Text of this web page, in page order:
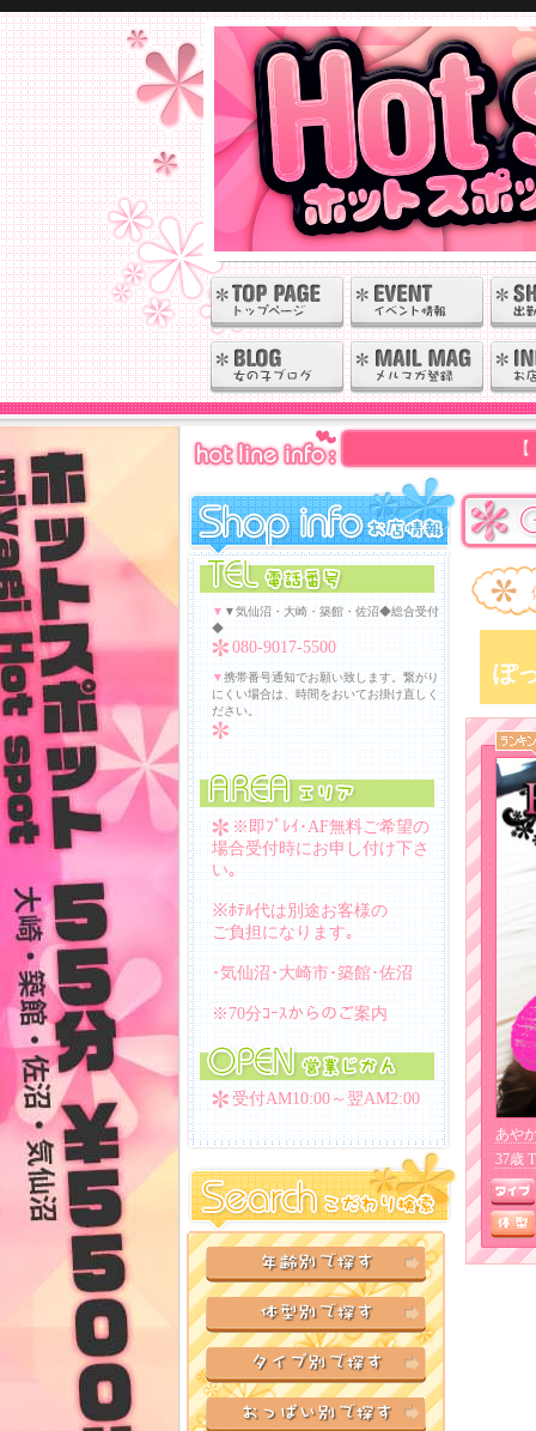
【 岩 手・秋
▼▼気仙沼・大崎・築館・佐沼◆総合受付
◆
080-9017-5500
▼携帯番号通知でお願い致します。繋がり
にくい場合は、時間をおいてお掛け直しく
ださい。
※即ﾌﾟﾚｲ･AF無料ご希望の
場合受付時にお申し付け下さ
い｡
※ﾎﾃﾙ代は別途お客様の
ご負担になります｡
･気仙沼･大崎市･築館･佐沼
※70分ｺｰｽからのご案内
受付AM10:00～翌AM2:00
ぽ
あや
37歳